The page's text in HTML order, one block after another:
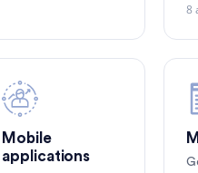
8
Mobile
applications